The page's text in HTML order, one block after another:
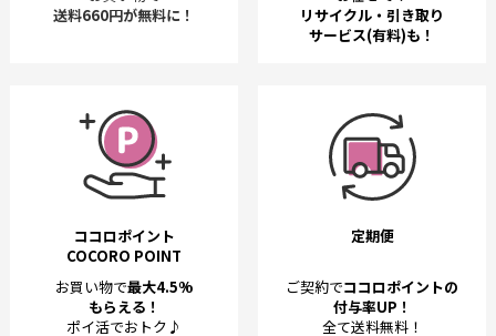
送料660円が無料に！
リサイクル・引き取り
サービス(有料)も！
ココロポイント
COCORO POINT
お買い物で最大4.5%
もらえる！
ポイ活でおトク♪
定期便
ご契約でココロポイントの
付与率UP！
全て送料無料！